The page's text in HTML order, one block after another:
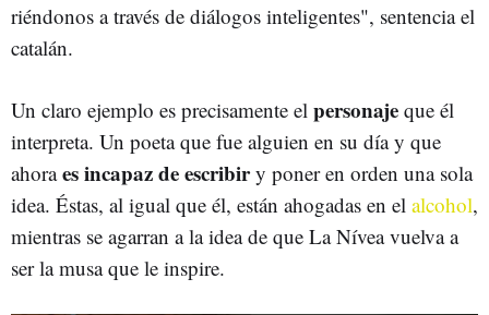
riéndonos a través de diálogos inteligentes", sentencia el
catalán.
Un claro ejemplo es precisamente el personaje que él
interpreta. Un poeta que fue alguien en su día y que
ahoraes incapaz de escribiry poner en orden una sola
idea. Éstas, al igual que él, están ahogadas en el alcohol,
mientras se agarran a la idea de que La Nívea vuelva a
ser la musa que le inspire.